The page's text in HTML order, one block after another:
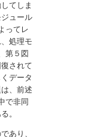
てしま
ュール
ってレ
処理モ
第５図
されて
データ
、前述
で非同
。
あり、